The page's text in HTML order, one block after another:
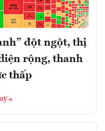
đột ngột, thị
rộng, thanh
thấp